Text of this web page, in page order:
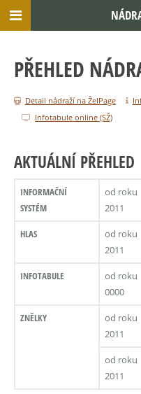
PŘEHLED
Detail nádraží na ŽelPage
Infotabule online (SŽ)
AKTUÁLNÍ PŘEHLED
INFORMAČNÍ
SYSTÉM
od roku
2011
HLAS
od roku
2011
INFOTABULE
od roku
0000
ZNĚLKY
od roku
2011
od roku
2011